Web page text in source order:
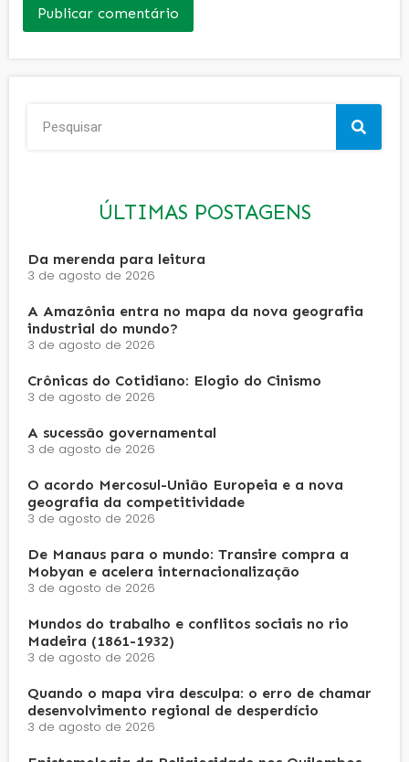
ÚLTIMAS POSTAGENS
Da merenda para leitura
3 de agosto de 2026
A Amazônia entra no mapa da nova geografia
industrial do mundo?
3 de agosto de 2026
Crônicas do Cotidiano: Elogio do Cinismo
3 de agosto de 2026
A sucessão governamental
3 de agosto de 2026
O acordo Mercosul-União Europeia e a nova
geografia da competitividade
3 de agosto de 2026
De Manaus para o mundo: Transire compra a
Mobyan e acelera internacionalização
3 de agosto de 2026
Mundos do trabalho e conflitos sociais no rio
Madeira (1861-1932)
3 de agosto de 2026
Quando o mapa vira desculpa: o erro de chamar
desenvolvimento regional de desperdício
3 de agosto de 2026